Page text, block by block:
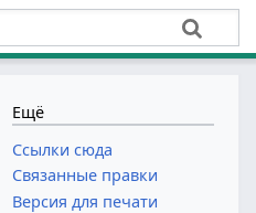
Ещё
Ссылки сюда
Связанные правки
Версия для печати